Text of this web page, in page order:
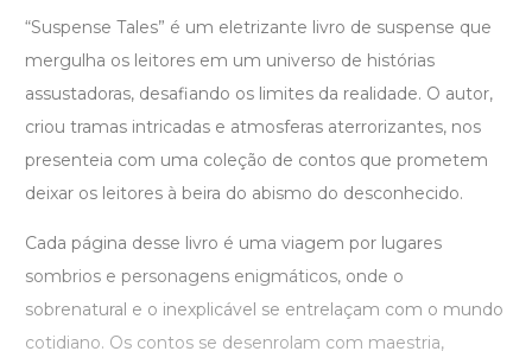
“Suspense Tales” é um eletrizante livro de suspense que
mergulha os leitores em um universo de histórias
assustadoras, desafiando os limites da realidade. O autor,
criou tramas intricadas e atmosferas aterrorizantes, nos
presenteia com uma coleção de contos que prometem
deixar os leitores à beira do abismo do desconhecido.
Cada página desse livro é uma viagem por lugares
sombrios e personagens enigmáticos, onde o
sobrenatural e o inexplicável se entrelaçam com o mundo
cotidiano. Os contos se desenrolam com maestria,